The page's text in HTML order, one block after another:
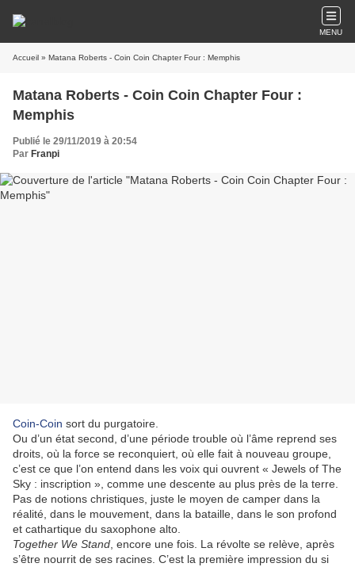
MENU
Accueil » Matana Roberts - Coin Coin Chapter Four : Memphis
Matana Roberts - Coin Coin Chapter Four :
Memphis
Publié le 29/11/2019 à 20:54
Par Franpi
Coin-Coin sort du purgatoire.
Ou d’un état second, d’une période trouble où l’âme reprend ses
droits, où la force se reconquiert, où elle fait à nouveau groupe,
c’est ce que l’on entend dans les voix qui ouvrent « Jewels of The
Sky : inscription », comme une descente au plus près de la terre.
Pas de notions christiques, juste le moyen de camper dans la
réalité, dans le mouvement, dans la bataille, dans le son profond
et cathartique du saxophone alto.
Together We Stand , encore une fois. La révolte se relève, après
s’être nourrit de ses racines. C’est la première impression du si